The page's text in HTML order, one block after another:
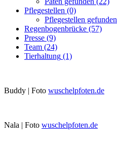
Pflegestellen (0)
Pflegestellen gefunden
Regenbogenbrücke (57)
Presse (9)
Team (24)
Tierhaltung (1)
Buddy | Foto wuschelpfoten.de
Nala | Foto wuschelpfoten.de